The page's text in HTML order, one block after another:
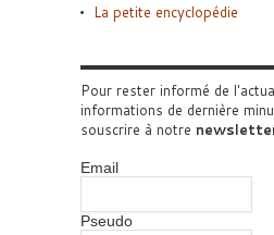
La petite encyclopédie
Pour rester informé de
informations de dernière
souscrire à notre
Email
Pseudo